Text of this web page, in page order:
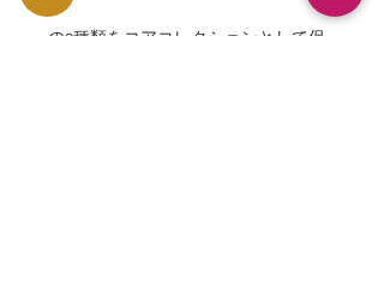
の3種類をコアコレクションとして保